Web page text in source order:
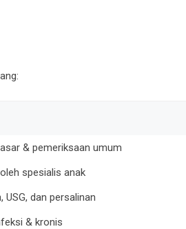
& pemeriksaan umum
spesialis anak
USG, dan persalinan
& kronis